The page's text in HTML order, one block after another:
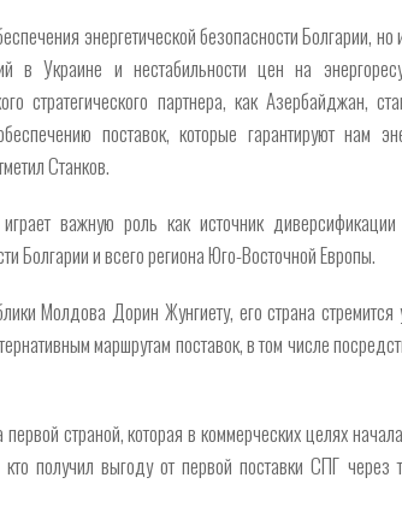
энергетической безопасности Болгарии,
в Украине и нестабильности цен на
стратегического партнера, как Азербайджан,
поставок, которые гарантируют нам
Станков.
важную роль как источник
Болгарии и всего региона Юго-Восточной Европы.
Молдова Дорин Жунгиету, его страна стремится
маршрутам поставок, в том числе
страной, которая в коммерческих целях
получил выгоду от первой поставки СПГ через